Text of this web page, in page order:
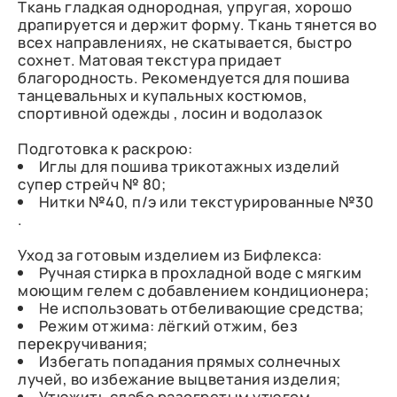
Ткань гладкая однородная, упругая, хорошо
драпируется и держит форму. Ткань тянется во
всех направлениях, не скатывается, быстро
сохнет. Матовая текстура придает
благородность. Рекомендуется для пошива
танцевальных и купальных костюмов,
спортивной одежды , лосин и водолазок
Подготовка к раскрою:
Иглы для пошива трикотажных изделий
супер стрейч № 80;
Нитки №40, п/э или текстурированные №30
.
Уход за готовым изделием из Бифлекса:
Ручная стирка в прохладной воде с мягким
моющим гелем с добавлением кондиционера;
Не использовать отбеливающие средства;
Режим отжима: лёгкий отжим, без
перекручивания;
Избегать попадания прямых солнечных
лучей, во избежание выцветания изделия;